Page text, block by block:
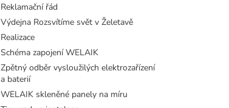
Reklamační řád
Výdejna Rozsvítíme svět v Želetavě
Realizace
Schéma zapojení WELAIK
Zpětný odběr vysloužilých elektrozařízení
a baterií
WELAIK skleněné panely na míru